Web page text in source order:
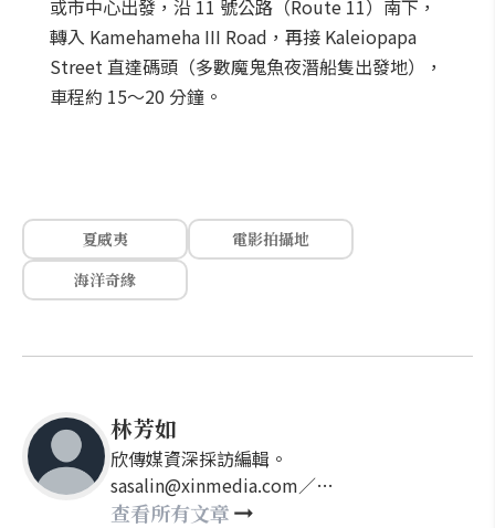
或市中心出發，沿 11 號公路（Route 11）南下，
轉入 Kamehameha III Road，再接 Kaleiopapa
Street 直達碼頭（多數魔鬼魚夜潛船隻出發地），
車程約 15～20 分鐘。
夏威夷
電影拍攝地
海洋奇緣
林芳如
欣傳媒資深採訪編輯。
sasalin@xinmedia.com／
happy21917@gmail.com
查看所有文章